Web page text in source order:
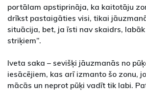
portālam apstiprināja, ka kaitotāju
drīkst pastaigāties visi, tikai
situācija, bet, ja īsti nav skaidrs,
striķiem”.
Iveta saka – sevišķi jāuzmanās no
iesācējiem, kas arī izmanto šo zonu,
mācās un neprot pūķi vadīt tik labi.